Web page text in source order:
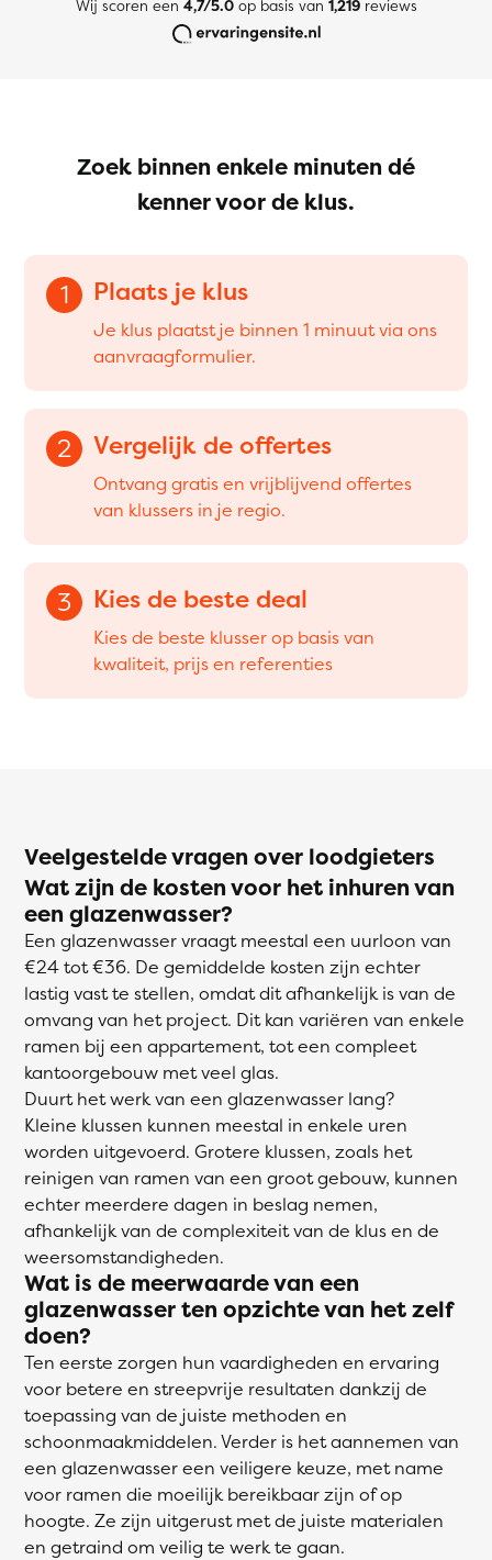
Wij scoren een 4,7/5.0op basis van 1,219reviews
Zoek binnen enkele minuten dé
kenner voor de klus.
1 Plaats je klus
Je klus plaatst je binnen 1 minuut via ons
aanvraagformulier.
2 Vergelijk de offertes
Ontvang gratis en vrijblijvend offertes
van klussers in je regio.
3 Kies de beste deal
Kies de beste klusser op basis van
kwaliteit, prijs en referenties
Veelgestelde vragen over loodgieters
Wat zijn de kosten voor het inhuren van
een glazenwasser?
Een glazenwasser vraagt meestal een uurloon van
€24 tot €36. De gemiddelde kosten zijn echter
lastig vast te stellen, omdat dit afhankelijk is van de
omvang van het project. Dit kan variëren van enkele
ramen bij een appartement, tot een compleet
kantoorgebouw met veel glas.
Duurt het werk van een glazenwasser lang?
Kleine klussen kunnen meestal in enkele uren
worden uitgevoerd. Grotere klussen, zoals het
reinigen van ramen van een groot gebouw, kunnen
echter meerdere dagen in beslag nemen,
afhankelijk van de complexiteit van de klus en de
weersomstandigheden.
Wat is de meerwaarde van een
glazenwasser ten opzichte van het zelf
doen?
Ten eerste zorgen hun vaardigheden en ervaring
voor betere en streepvrije resultaten dankzij de
toepassing van de juiste methoden en
schoonmaakmiddelen. Verder is het aannemen van
een glazenwasser een veiligere keuze, met name
voor ramen die moeilijk bereikbaar zijn of op
hoogte. Ze zijn uitgerust met de juiste materialen
en getraind om veilig te werk te gaan.